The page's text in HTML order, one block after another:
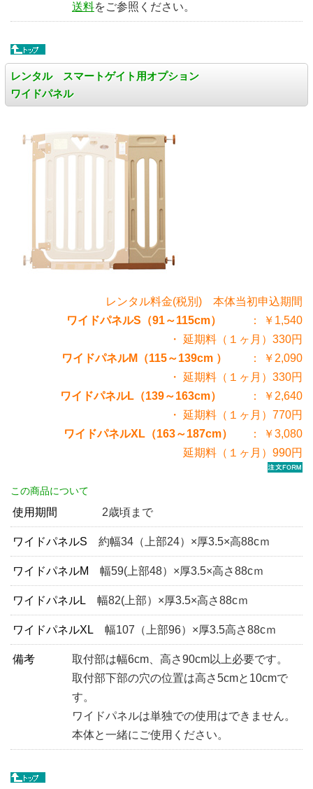
送料をご参照ください。
レンタル スマートゲイト用オプション
ワイドパネル
レンタル料金(税別) 本体当初申込期間
ワイドパネルS（91～115cm）
： ￥1,540
・ 延期料（１ヶ月）330円
ワイドパネルM（115～139cm ）
： ￥2,090
・ 延期料（１ヶ月）330円
ワイドパネルL（139～163cm）
： ￥2,640
・ 延期料（１ヶ月）770円
ワイドパネルXL（163～187cm）
： ￥3,080
延期料（１ヶ月）990円
この商品について
使用期間 2歳頃まで
ワイドパネルS 約幅34（上部24）×厚3.5×高88cｍ
ワイドパネルM 幅59(上部48）×厚3.5×高さ88cｍ
ワイドパネルL 幅82(上部）×厚3.5×高さ88cｍ
ワイドパネルXL 幅107（上部96）×厚3.5高さ88cｍ
備考
取付部は幅6cm、高さ90cm以上必要です。
取付部下部の穴の位置は高さ5cmと10cmで
す。
ワイドパネルは単独での使用はできません。
本体と一緒にご使用ください。